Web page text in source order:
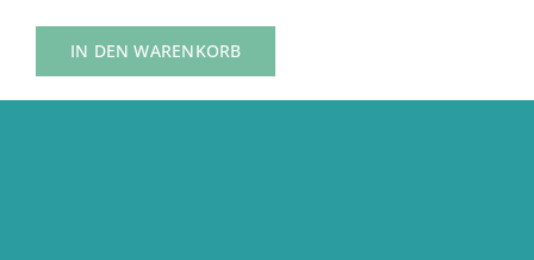
IN DEN WARENKORB